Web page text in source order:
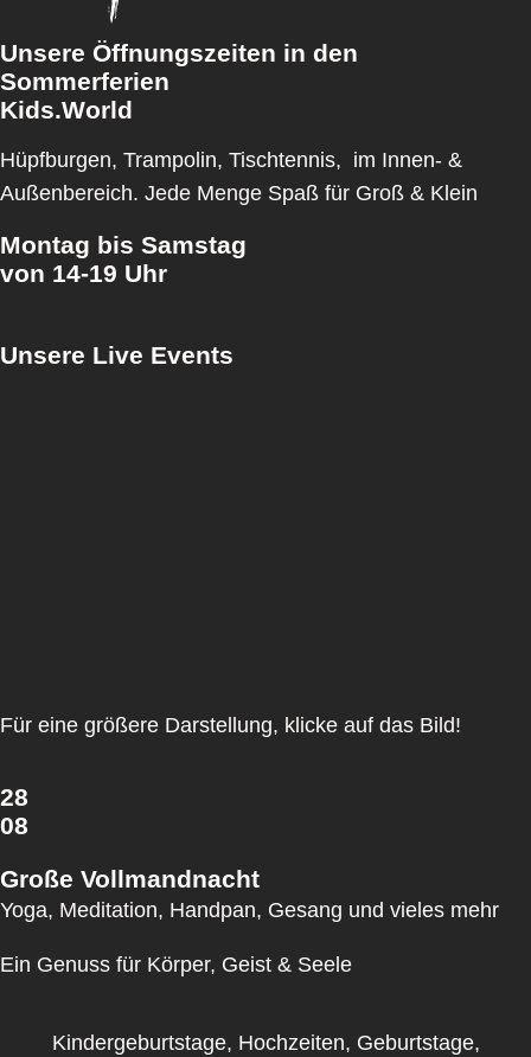
Unsere Öffnungszeiten in den
Sommerferien
Kids.World
Hüpfburgen, Trampolin, Tischtennis, im Innen- &
Außenbereich. Jede Menge Spaß für Groß & Klein
Montag bis Samstag
von 14-19 Uhr
Unsere Live Events
Für eine größere Darstellung, klicke auf das Bild!
28
08
Große Vollmandnacht
Yoga, Meditation, Handpan, Gesang und vieles mehr
Ein Genuss für Körper, Geist & Seele
Kindergeburtstage, Hochzeiten, Geburtstage,